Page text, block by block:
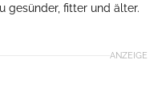
gesünder, fitter und älter.
ANZEIGE